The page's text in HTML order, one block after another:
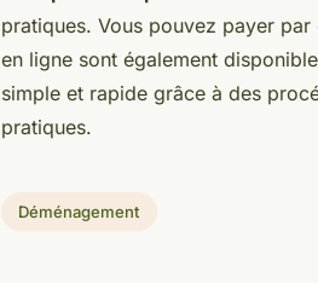
pratiques. Vous pouvez payer
en ligne sont également
simple et rapide grâce à des
pratiques.
Déménagement